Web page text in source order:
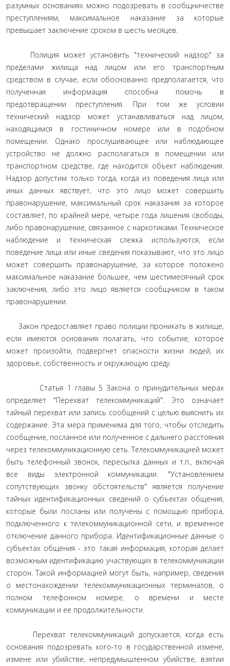
разумных основаниях можно подозревать в сообщничестве
преступлениям, максимальное наказание за которые
превышает заключение сроком в шесть месяцев.
Полиция может установить "технический надзор" за
пределами жилища над лицом или его транспортным
средством в случае, если обоснованно предполагается, что
полученная информация способна помочь в
предотвращении преступления. При том же условии
технический надзор может устанавливаться над лицом,
находящимся в гостиничном номере или в подобном
помещении. Однако прослушивающее или наблюдающее
устройство не должно располагаться в помещении или
транспортном средстве, где находится объект наблюдения.
Надзор допустим только тогда, когда из поведения лица или
иных данных явствует, что это лицо может совершить
правонарушение, максимальный срок наказания за которое
составляет, по крайней мере, четыре года лишения свободы,
либо правонарушение, связанное с наркотиками. Техническое
наблюдение и техническая слежка используются, если
поведение лица или иные сведения показывают, что это лицо
может совершить правонарушение, за которое положено
максимальное наказание большее, чем шестимесячный срок
заключения, либо это лицо является сообщником в таком
правонарушении.
Закон предоставляет право полиции проникать в жилище,
если имеются основания полагать, что событие, которое
может произойти, подвергнет опасности жизни людей, их
здоровье, собственность и окружающую среду.
Статья 1 главы 5 Закона о принудительных мерах
определяет "Перехват телекоммуникаций". Это означает
тайный перехват или запись сообщений с целью выяснить их
содержание. Эта мера применима для того, чтобы отследить
сообщение, посланное или полученное с дальнего расстояния
через телекоммуникационную сеть. Телекоммуникацией может
быть телефонный звонок, пересылка данных и т.п., включая
все виды электронной коммуникации. "Установлением
сопутствующих звонку обстоятельств" является получение
тайных идентификационных сведений о субъектах общения,
которые были посланы или получены с помощью прибора,
подключенного к телекоммуникационной сети, и временное
отключение данного прибора. Идентификационные данные о
субъектах общения - это такая информация, которая делает
возможным идентификацию участвующих в телекоммуникации
сторон. Такой информацией могут быть, например, сведения
о местонахождении телекоммуникационных терминалов, о
полном телефонном номере, о времени и месте
коммуникации и ее продолжительности.
Перехват телекоммуникаций допускается, когда есть
основания подозревать кого-то в государственной измене,
измене или убийстве, непредумышленном убийстве, взятии